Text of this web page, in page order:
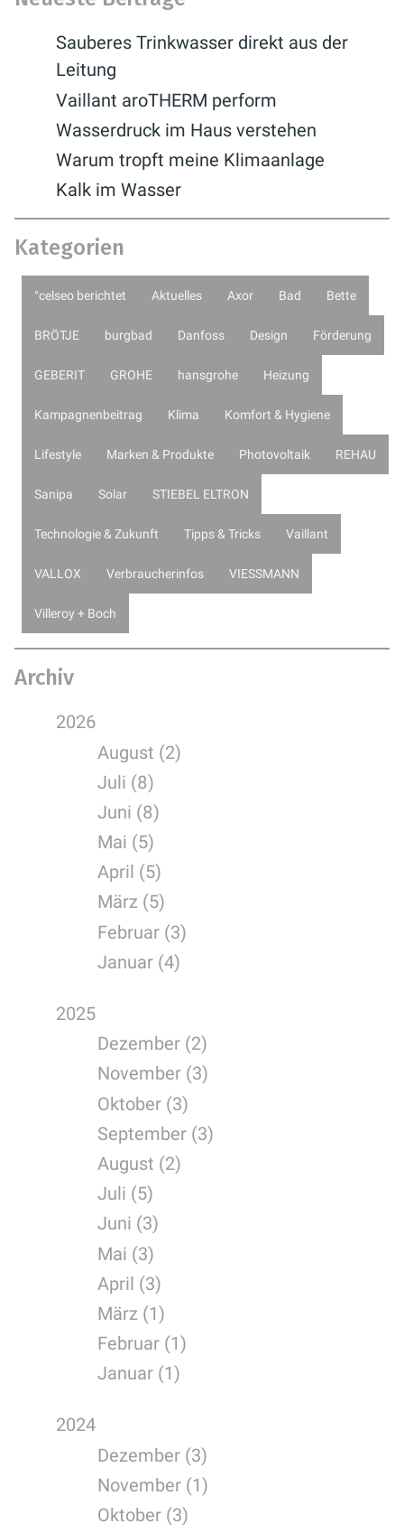
Sauberes Trinkwasser direkt aus der
Leitung
Vaillant aroTHERM perform
Wasserdruck im Haus verstehen
Warum tropft meine Klimaanlage
Kalk im Wasser
Kategorien
°celseo berichtet Aktuelles Axor Bad Bette
BRÖTJE burgbad Danfoss Design Förderung
GEBERIT GROHE hansgrohe Heizung
Kampagnenbeitrag Klima Komfort & Hygiene
Lifestyle Marken & Produkte Photovoltaik REHAU
Sanipa Solar STIEBEL ELTRON
Technologie & Zukunft Tipps & Tricks Vaillant
VALLOX Verbraucherinfos VIESSMANN
Villeroy + Boch
Archiv
2026
August (2)
Juli (8)
Juni (8)
Mai (5)
April (5)
März (5)
Februar (3)
Januar (4)
2025
Dezember (2)
November (3)
Oktober (3)
September (3)
August (2)
Juli (5)
Juni (3)
Mai (3)
April (3)
März (1)
Februar (1)
Januar (1)
2024
Dezember (3)
November (1)
Oktober (3)